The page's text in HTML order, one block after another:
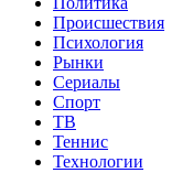
Происшествия
Психология
Рынки
Сериалы
Спорт
ТВ
Теннис
Технологии